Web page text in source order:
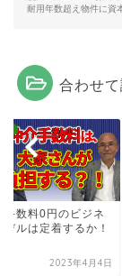
耐用年数超え物件に資
合わせて
手数料0円のビジネ
デルは定着するか！
2023年4月4日